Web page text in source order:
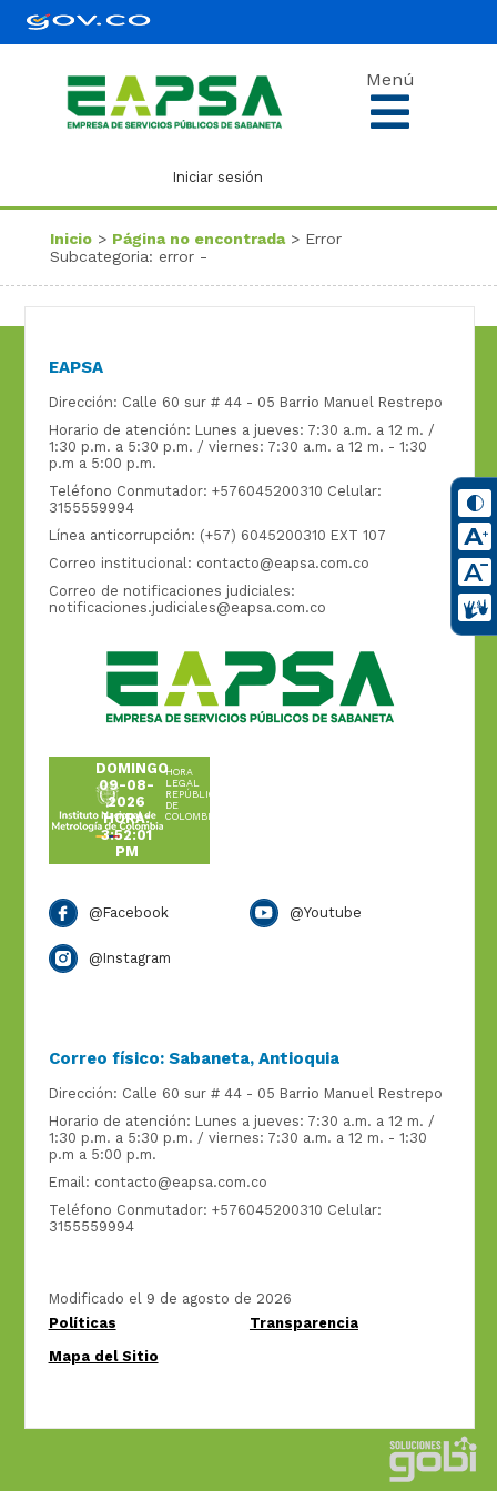
Menú
Iniciar sesión
Inicio> Página no encontrada> Error
Subcategoria: error -
EAPSA
Dirección: Calle 60 sur # 44 - 05 Barrio Manuel Restrepo
Horario de atención: Lunes a jueves: 7:30 a.m. a 12 m. /
1:30 p.m. a 5:30 p.m. / viernes: 7:30 a.m. a 12 m. - 1:30
p.m a 5:00 p.m.
Teléfono Conmutador: +576045200310 Celular:
3155559994
Línea anticorrupción: (+57) 6045200310 EXT 107
Correo institucional: contacto@eapsa.com.co
Correo de notificaciones judiciales:
notificaciones.judiciales@eapsa.com.co
DOMINGO
09-08-
2026
HORA:
3:52:02
PM
HORA
LEGAL
REPÚBLICA
DE
COLOMBIA
@Facebook @Youtube
@Instagram
Correo físico: Sabaneta, Antioquia
Dirección: Calle 60 sur # 44 - 05 Barrio Manuel Restrepo
Horario de atención: Lunes a jueves: 7:30 a.m. a 12 m. /
1:30 p.m. a 5:30 p.m. / viernes: 7:30 a.m. a 12 m. - 1:30
p.m a 5:00 p.m.
Email: contacto@eapsa.com.co
Teléfono Conmutador: +576045200310 Celular:
3155559994
Modificado el 9 de agosto de 2026
Políticas
Transparencia
Mapa del Sitio